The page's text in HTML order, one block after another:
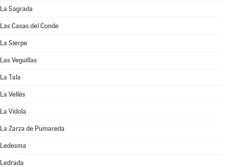
La Sagrada
Las Casas del Conde
La Sierpe
Las Veguillas
La Tala
La Vellés
La Vídola
La Zarza de Pumareda
Ledesma
Ledrada